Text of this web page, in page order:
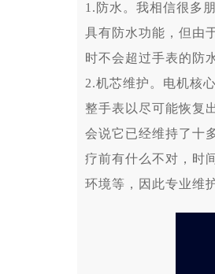
1.防水。我相信很多
具有防水功能，但由
时不会超过手表的防
2.机芯维护。电机核
整手表以尽可能恢复
会说它已经维持了十
疗前有什么不对，时
环境等，因此专业维